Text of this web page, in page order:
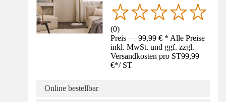
(0)
Preis — 99,99 € * Alle Preise
inkl. MwSt. und ggf. zzgl.
Versandkosten pro ST99,99
€*/ ST
Online bestellbar